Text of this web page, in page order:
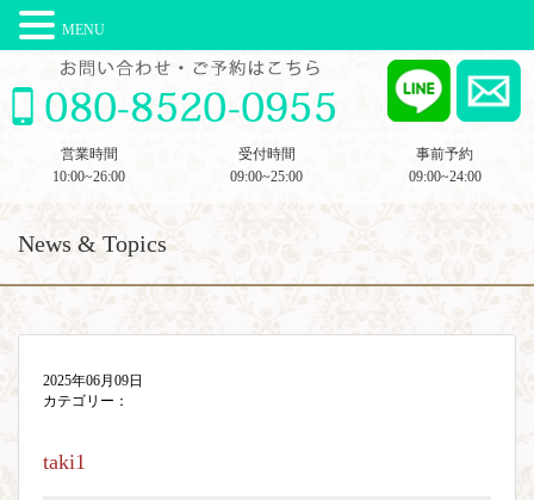
営業時間
10:00~26:00
受付時間
09:00~25:00
事前予約
09:00~24:00
News & Topics
2025年06月09日
カテゴリー：
taki1
MENU